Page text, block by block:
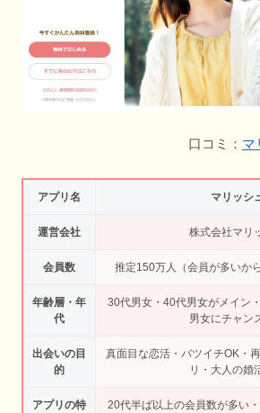
口コミ： マ
アプリ名 マリッシ
運営会社 株式会社マリ
会員数 推定150万人（会員が多いか
年齢層・年
代
30代男女・40代男女がメイン
男女にチャン
出会いの目
的
真面目な恋活・バツイチOK・
リ・大人の婚
アプリの特
20代半ば以上の会員数が多い